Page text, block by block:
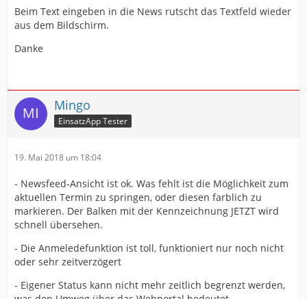
Beim Text eingeben in die News rutscht das Textfeld wieder
aus dem Bildschirm.
Danke
Mingo
EinsatzApp Tester
19. Mai 2018 um 18:04
- Newsfeed-Ansicht ist ok. Was fehlt ist die Möglichkeit zum
aktuellen Termin zu springen, oder diesen farblich zu
markieren. Der Balken mit der Kennzeichnung JETZT wird
schnell übersehen.
- Die Anmeledefunktion ist toll, funktioniert nur noch nicht
oder sehr zeitverzögert
- Eigener Status kann nicht mehr zeitlich begrenzt werden,